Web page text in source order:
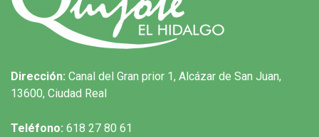
Dirección: Canal del Gran prior 1, Alcázar de San Juan,
13600, Ciudad Real
Teléfono: 618 27 80 61